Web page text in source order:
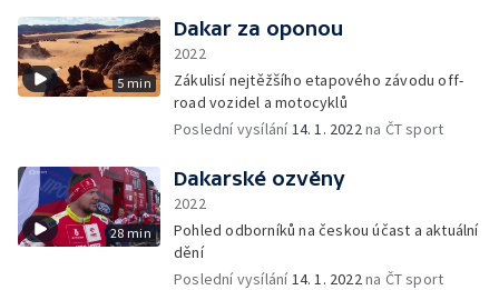
5 min
Dakar za oponou
2022
Zákulisí nejtěžšího etapového závodu off-
road vozidel a motocyklů
Poslední vysílání14. 1. 2022na ČT sport
28 min
Dakarské ozvěny
2022
Pohled odborníků na českou účast a aktuální
dění
Poslední vysílání14. 1. 2022na ČT sport